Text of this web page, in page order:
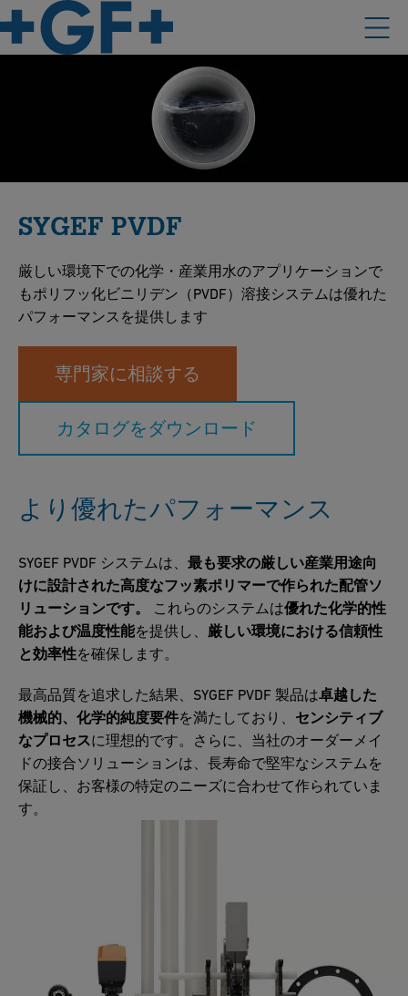
SYGEF PVDF
厳しい環境下での化学・産業用水のアプリケーションで
もポリフッ化ビニリデン（PVDF）溶接システムは優れた
パフォーマンスを提供します
専門家に相談する
カタログをダウンロード
より優れたパフォーマンス
SYGEF PVDF システムは、 最も要求の厳しい産業用途向
けに設計された高度なフッ素ポリマーで作られた配管ソ
リューションです。
これらのシステムは優れた化学的性
能および温度性能を提供し、 厳しい環境における信頼性
と効率性を確保します。
最高品質を追求した結果、SYGEF PVDF 製品は卓越した
機械的、化学的純度要件を満たしており、 センシティブ
なプロセスに理想的です。さらに、当社のオーダーメイ
ドの接合ソリューションは、長寿命で堅牢なシステムを
保証し、お客様の特定のニーズに合わせて作られていま
す。